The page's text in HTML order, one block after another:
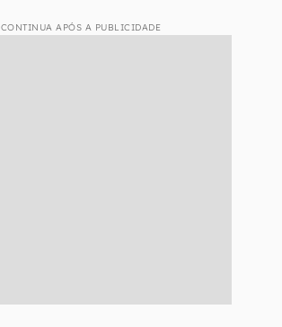
CONTINUA APÓS A PUBLICIDADE